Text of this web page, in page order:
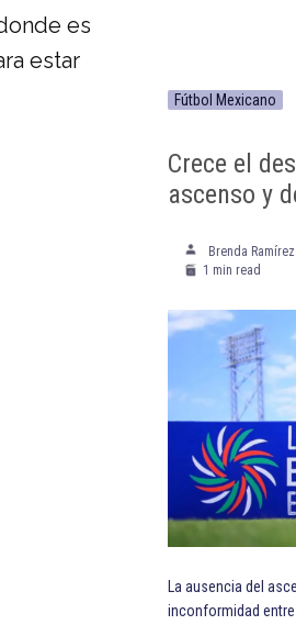
es
estar
Fútbol Mexicano
Crece el
ascenso y
Brenda
1 min read
La ausencia del
inconformidad